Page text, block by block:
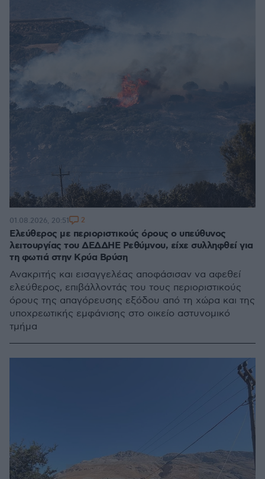
Ελεύθερος με περιοριστικούς όρους ο υπεύθυνος
λειτουργίας του ΔΕΔΔΗΕ Ρεθύμνου, είχε συλληφθεί για
τη φωτιά στην Κρύα Βρύση
Ανακριτής και εισαγγελέας αποφάσισαν να αφεθεί
ελεύθερος, επιβάλλοντάς του τους περιοριστικούς
όρους της απαγόρευσης εξόδου από τη χώρα και της
υποχρεωτικής εμφάνισης στο οικείο αστυνομικό
τμήμα
01.08.2026, 20:51 2